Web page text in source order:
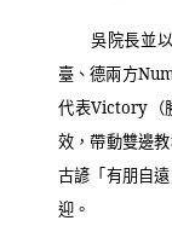
吳院長並
臺、德兩方
代表Victory
效，帶動雙邊
古諺「有朋自
迎。